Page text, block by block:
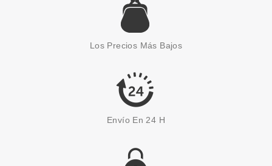
Los Precios Más Bajos
Envío En 24 H